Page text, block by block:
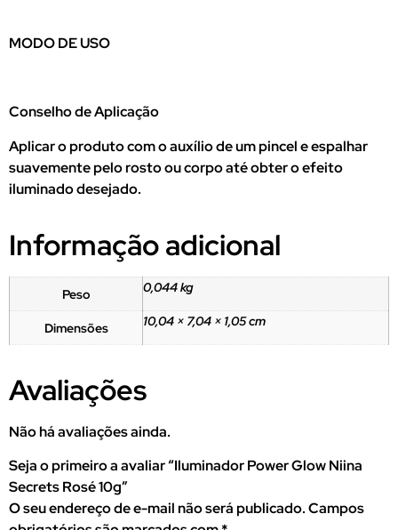
MODO DE USO
Conselho de Aplicação
Aplicar o produto com o auxílio de um pincel e espalhar
suavemente pelo rosto ou corpo até obter o efeito
iluminado desejado.
Informação adicional
Peso 0,044 kg
Dimensões 10,04 × 7,04 × 1,05 cm
Avaliações
Não há avaliações ainda.
Seja o primeiro a avaliar “Iluminador Power Glow Niina
Secrets Rosé 10g”
O seu endereço de e-mail não será publicado.Campos